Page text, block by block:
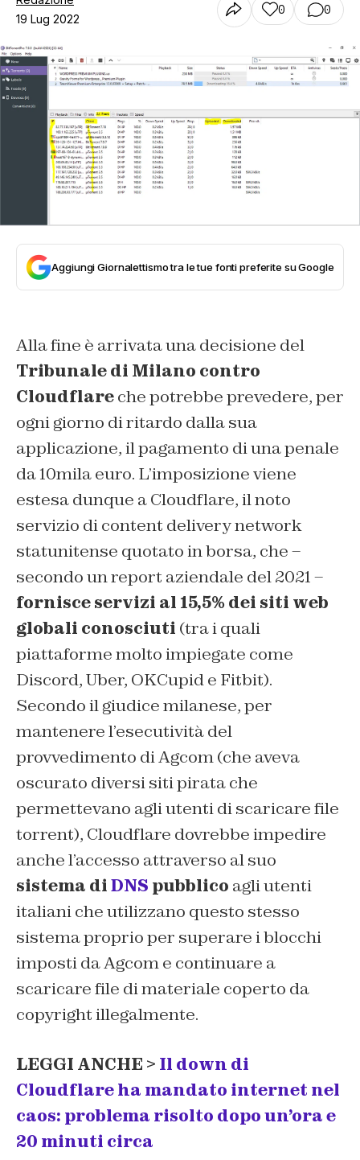
19 Lug 2022
0 0
Aggiungi Giornalettismo tra le tue fonti preferite su Google
Alla fine è arrivata una decisione del
Tribunale di Milano contro
Cloudflareche potrebbe prevedere, per
ogni giorno di ritardo dalla sua
applicazione, il pagamento di una penale
da 10mila euro. L’imposizione viene
estesa dunque a Cloudflare, il noto
servizio di content delivery network
statunitense quotato in borsa, che –
secondo un report aziendale del 2021 –
fornisce servizi al 15,5% dei siti web
globali conosciuti (tra i quali
piattaforme molto impiegate come
Discord, Uber, OKCupid e Fitbit).
Secondo il giudice milanese, per
mantenere l’esecutività del
provvedimento di Agcom (che aveva
oscurato diversi siti pirata che
permettevano agli utenti di scaricare file
torrent), Cloudflare dovrebbe impedire
anche l’accesso attraverso al suo
sistema diDNS pubblico agli utenti
italiani che utilizzano questo stesso
sistema proprio per superare i blocchi
imposti da Agcom e continuare a
scaricare file di materiale coperto da
copyright illegalmente.
LEGGI ANCHE > Il down di
Cloudflare ha mandato internet nel
caos: problema risolto dopo un’ora e
20 minuti circa